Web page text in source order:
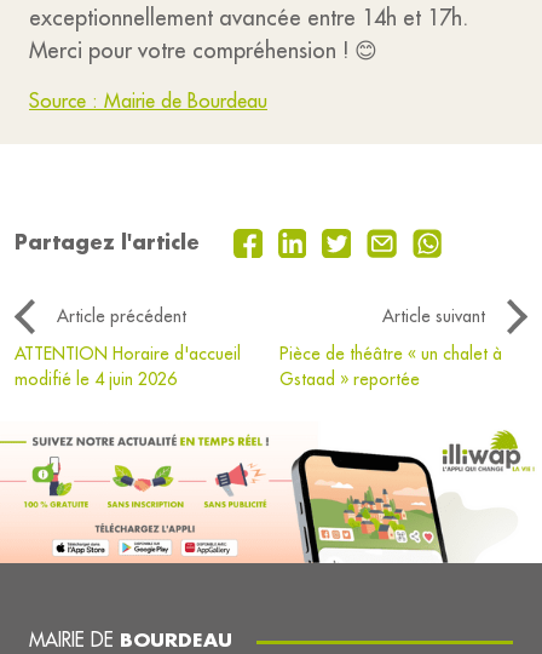
exceptionnellement avancée entre 14h et 17h.
Merci pour votre compréhension ! 😊
Source : Mairie de Bourdeau
Partagez l'article
Article précédent
Article suivant
ATTENTION Horaire d'accueil
modifié le 4 juin 2026
Pièce de théâtre « un chalet à
Gstaad » reportée
MAIRIE DE BOURDEAU